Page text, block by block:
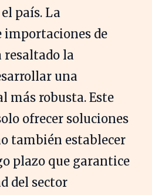
país. La
importaciones de
la
una
más robusta. Este
ofrecer soluciones
también establecer
plazo que garantice
del sector